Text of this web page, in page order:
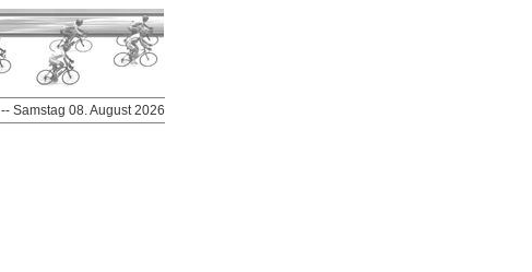
-- Samstag 08. August 2026